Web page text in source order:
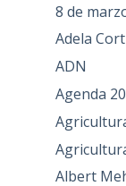
8 de
Adela
ADN
Agenda
Albert